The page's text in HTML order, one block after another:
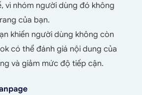
vì nhóm người dùng đó không
của bạn.
khiến người dùng không còn
có thể đánh giá nội dung của
và giảm mức độ tiếp cận.